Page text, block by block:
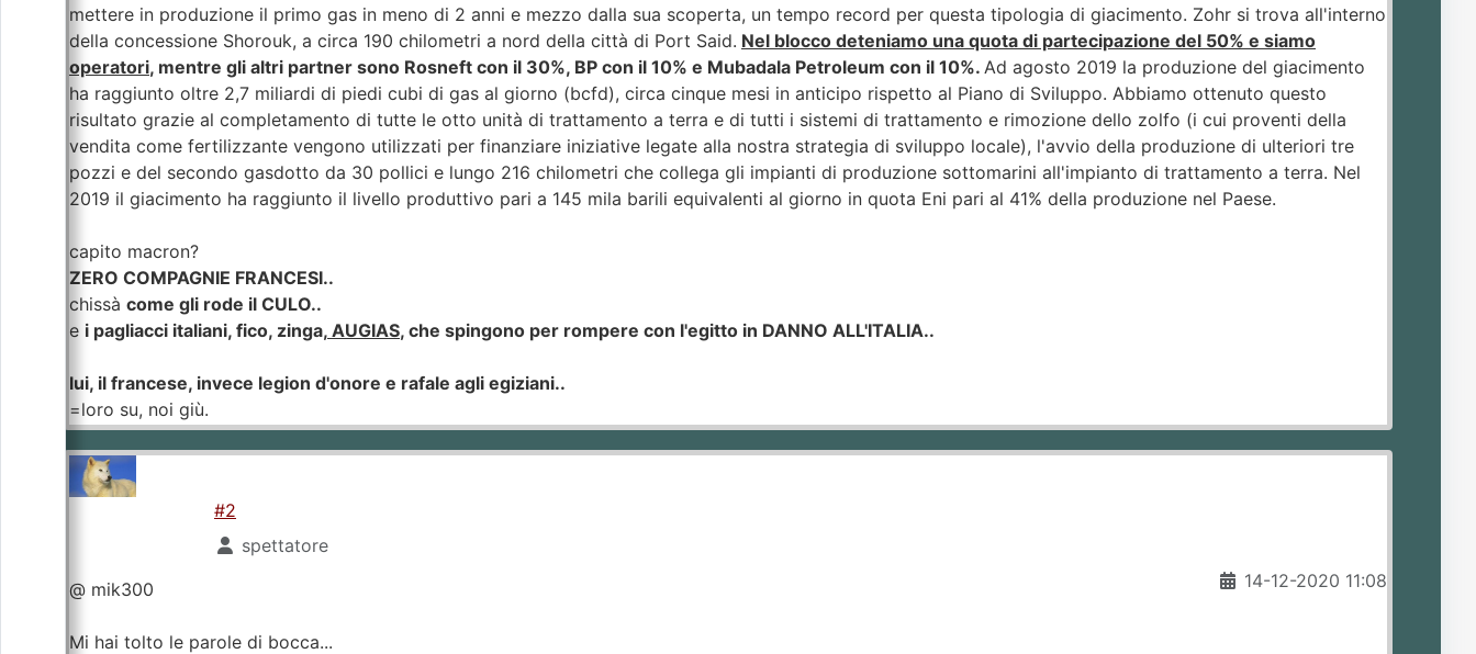
mettere in produzione il primo gas in meno di 2 anni e mezzo dalla sua scoperta, un tempo record per questa tipologia di giacimento. Zohr si trova all'interno
della concessione Shorouk, a circa 190 chilometri a nord della città di Port Said. Nel blocco deteniamo una quota di partecipazione del 50% e siamo
operatori, mentre gli altri partner sono Rosneft con il 30%, BP con il 10% e Mubadala Petroleum con il 10%. Ad agosto 2019 la produzione del giacimento
ha raggiunto oltre 2,7 miliardi di piedi cubi di gas al giorno (bcfd), circa cinque mesi in anticipo rispetto al Piano di Sviluppo. Abbiamo ottenuto questo
risultato grazie al completamento di tutte le otto unità di trattamento a terra e di tutti i sistemi di trattamento e rimozione dello zolfo (i cui proventi della
vendita come fertilizzante vengono utilizzati per finanziare iniziative legate alla nostra strategia di sviluppo locale), l'avvio della produzione di ulteriori tre
pozzi e del secondo gasdotto da 30 pollici e lungo 216 chilometri che collega gli impianti di produzione sottomarini all'impianto di trattamento a terra. Nel
2019 il giacimento ha raggiunto il livello produttivo pari a 145 mila barili equivalenti al giorno in quota Eni pari al 41% della produzione nel Paese.
capito macron?
ZERO COMPAGNIE FRANCESI..
chissà come gli rode il CULO..
e i pagliacci italiani, fico, zinga, AUGIAS, che spingono per rompere con l'egitto in DANNO ALL'ITALIA..
lui, il francese, invece legion d'onore e rafale agli egiziani..
=loro su, noi giù.
#2
spettatore
14-12-2020 11:08
@ mik300
Mi hai tolto le parole di bocca...